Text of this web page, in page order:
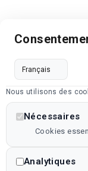
Nous utilisons des
Nécessaires
Cookies
Analytiques